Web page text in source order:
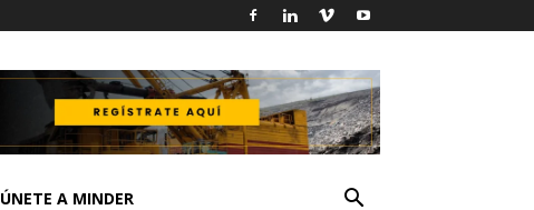
ÚNETE A MINDER